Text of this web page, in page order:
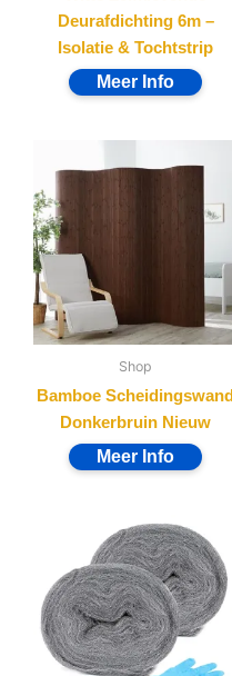
Deurafdichting 6m –
Isolatie & Tochtstrip
Shop
Bamboe Scheidingswand
Donkerbruin Nieuw